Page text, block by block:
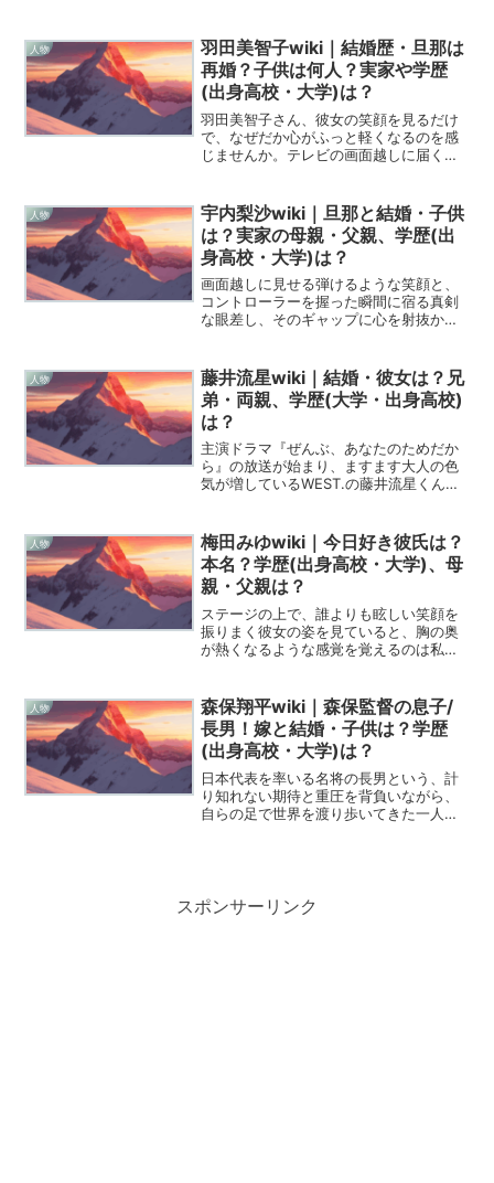
三さん。2026年を迎えた今、彼は古希を
超えてなお、誰よりも熱...
人物
羽田美智子wiki｜結婚歴・旦那は
再婚？子供は何人？実家や学歴
(出身高校・大学)は？
羽田美智子さん、彼女の笑顔を見るだけ
で、なぜだか心がふっと軽くなるのを感
じませんか。テレビの画面越しに届くあ
きた慈しみや葛藤、そして再生の物語そ
のものが滲み出ているから...
人物
宇内梨沙wiki｜旦那と結婚・子供
は？実家の母親・父親、学歴(出
身高校・大学)は？
画面越しに見せる弾けるような笑顔と、
コントローラーを握った瞬間に宿る真剣
な眼差し、そのギャップに心を射抜かれ
年の今、一人の表現者として、そして一
人の幸せな女性とし...
人物
藤井流星wiki｜結婚・彼女は？兄
弟・両親、学歴(大学・出身高校)
は？
主演ドラマ『ぜんぶ、あなたのためだか
ら』の放送が始まり、ますます大人の色
気が増しているWEST.の藤井流星くんか
気になる恋愛事情まで、wikipediaよりも
詳しく、愛...
人物
梅田みゆwiki｜今日好き彼氏は？
本名？学歴(出身高校・大学)、母
親・父親は？
ステージの上で、誰よりも眩しい笑顔を
振りまく彼女の姿を見ていると、胸の奥
が熱くなるような感覚を覚えるのは私だ
た情熱の激しさ、そのギャップこそが彼
女の真骨頂と言えるかもし...
人物
森保翔平wiki｜森保監督の息子/
長男！嫁と結婚・子供は？学歴
(出身高校・大学)は？
日本代表を率いる名将の長男という、計
り知れない期待と重圧を背負いながら、
自らの足で世界を渡り歩いてきた一人の
スポンサーリンク